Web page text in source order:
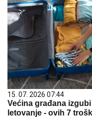
15. 07. 2026 07:44
Većina građana
letovanje - ovih 7